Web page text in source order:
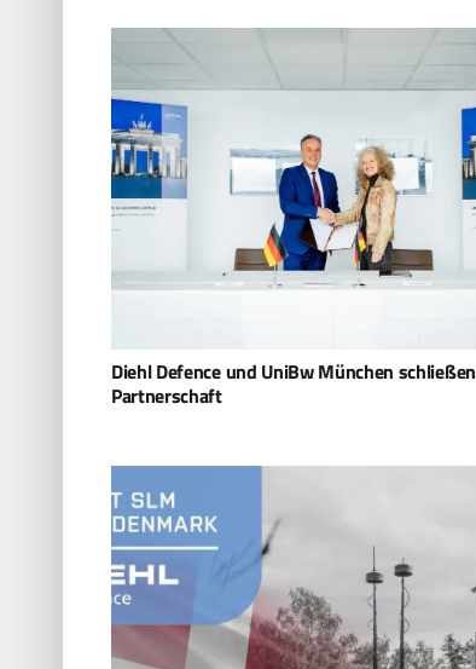
Diehl Defence und UniBw München schließen
Partnerschaft